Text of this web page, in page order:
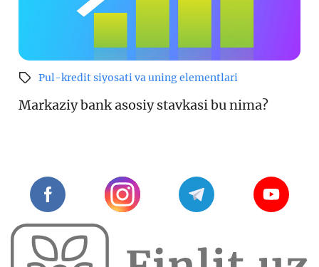
Pul-kredit siyosati va uning elementlari
Markaziy bank asosiy stavkasi bu nima?